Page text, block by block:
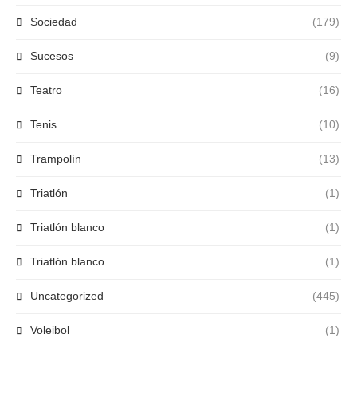
Sociedad (179)
Sucesos (9)
Teatro (16)
Tenis (10)
Trampolín (13)
Triatlón (1)
Triatlón blanco (1)
Triatlón blanco (1)
Uncategorized (445)
Voleibol (1)